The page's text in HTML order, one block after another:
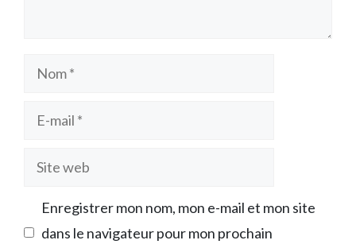
Nom
Site
Enregistrer mon nom, mon e-mail et mon site
dans le navigateur pour mon prochain